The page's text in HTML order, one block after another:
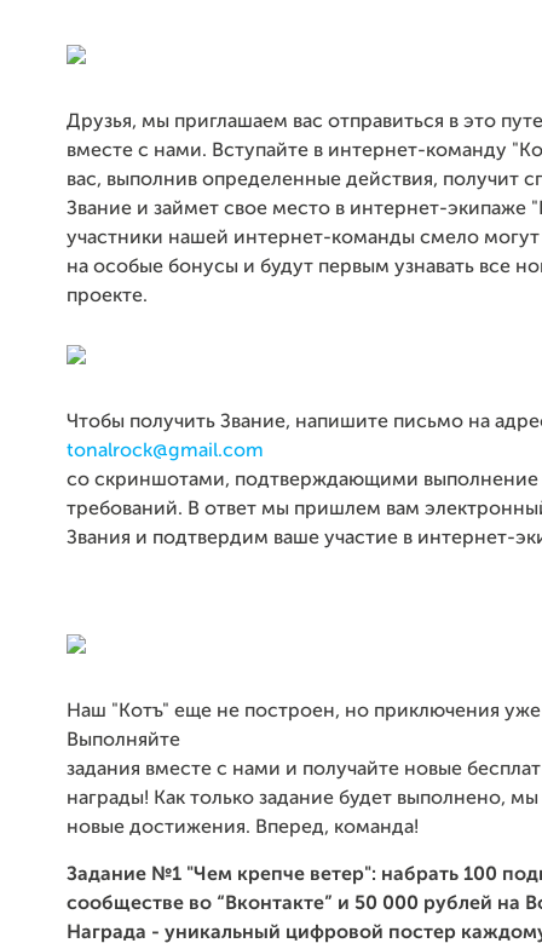
Друзья, мы приглашаем вас отправиться в это
вместе с нами. Вступайте в интернет-команду
вас, выполнив определенные действия, получит
Звание и займет свое место в интернет-экипаже
участники нашей интернет-команды смело могут
на особые бонусы и будут первым узнавать все
проекте.
Чтобы получить Звание, напишите письмо на
tonalrock@gmail.com
со скриншотами, подтверждающими
требований. В ответ мы пришлем вам
Звания и подтвердим ваше участие в интернет-
Наш "Котъ" еще не построен, но приключения уже
Выполняйте
задания вместе с нами и получайте новые
награды! Как только задание будет выполнено,
новые достижения. Вперед, команда!
Задание №1 "Чем крепче ветер": набрать 100
сообществе во “Вконтакте” и 50 000 рублей на
Награда - уникальный цифровой постер